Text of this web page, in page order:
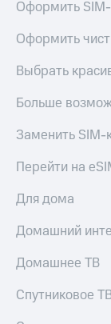
Оформить
Оформить
Выбрать
Больше
Заменить SIM-
Перейти на
Для дома
Домашний
Домашнее ТВ
Спутниковое